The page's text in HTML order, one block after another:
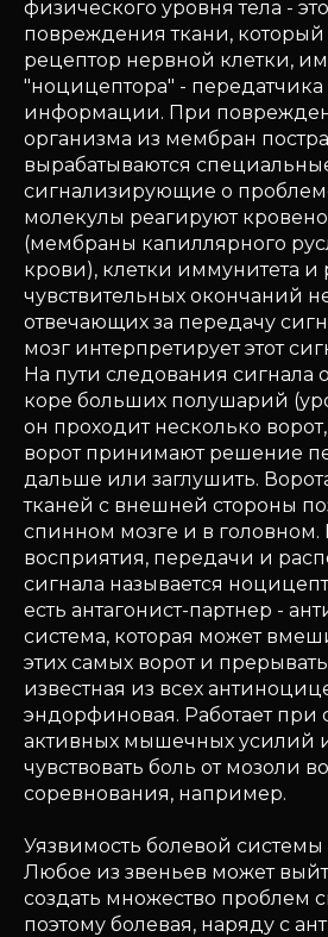
физического уровня тела -
повреждения ткани, который
рецептор нервной клетки,
"ноцицептора" - передатчика
информации. При
организма из мембран
вырабатываются
сигнализирующие о
молекулы реагируют
(мембраны капиллярного
крови), клетки иммунитета и
чувствительных окончаний
отвечающих за передачу
мозг интерпретирует этот
На пути следования сигнала
коре больших полушарий
он проходит несколько
ворот принимают решение
дальше или заглушить.
тканей с внешней стороны
спинном мозге и в головном.
восприятия, передачи и
сигнала называется
есть антагонист-партнер -
система, которая может
этих самых ворот и
известная из всех
эндорфиновая. Работает
активных мышечных усилий
чувствовать боль от мозоли
соревнования, например.
Уязвимость болевой системы
Любое из звеньев может
создать множество проблем
поэтому болевая, наряду с